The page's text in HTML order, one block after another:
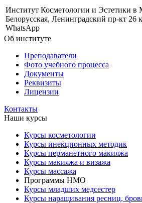
Институт Косметологии и Эстетики в
Белорусская, Ленинградский пр-кт 26
WhatsApp
Об институте
Преподаватели
Фото учебного процесса
Документы
Реквизиты
Лицензии
Контакты
Наши курсы
Курсы косметологии
Курсы инекционных методик
Курсы перманетного макияжа
Курсы макияжа и визажа
Курсы массажа
Программы НМО
Курсы младших медсестер
Курсы наращивания ресниц,